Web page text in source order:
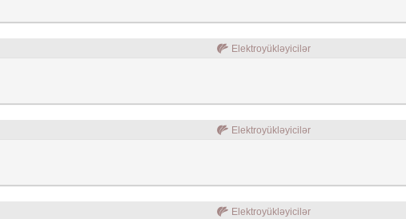
Elektroyükləyicilər
Elektroyükləyicilər
Elektroyükləyicilər